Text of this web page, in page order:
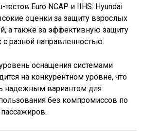
Euro NCAP и IIHS: Hyundai
оценки за защиту взрослых
а также за эффективную защиту
с разной направленностью.
оснащения системами
на конкурентном уровне, что
надежным вариантом для
без компромиссов по